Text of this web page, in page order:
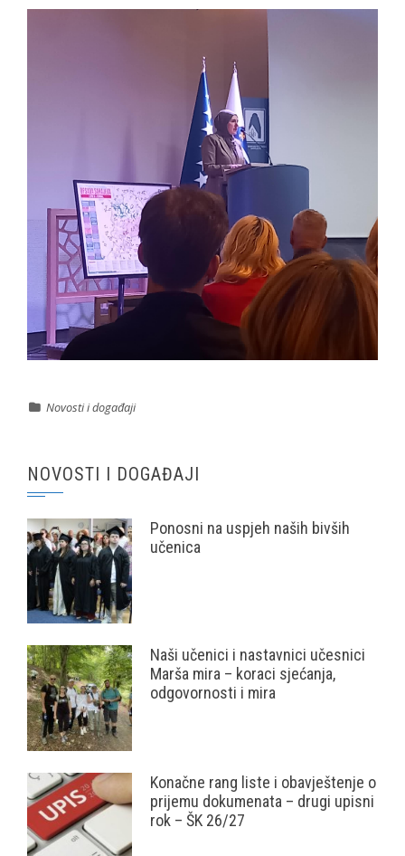
Novosti i događaji
NOVOSTI I DOGAĐAJI
Ponosni na uspjeh naših bivših
učenica
Naši učenici i nastavnici učesnici
Marša mira – koraci sjećanja,
odgovornosti i mira
Konačne rang liste i obavještenje o
prijemu dokumenata – drugi upisni
rok – ŠK 26/27